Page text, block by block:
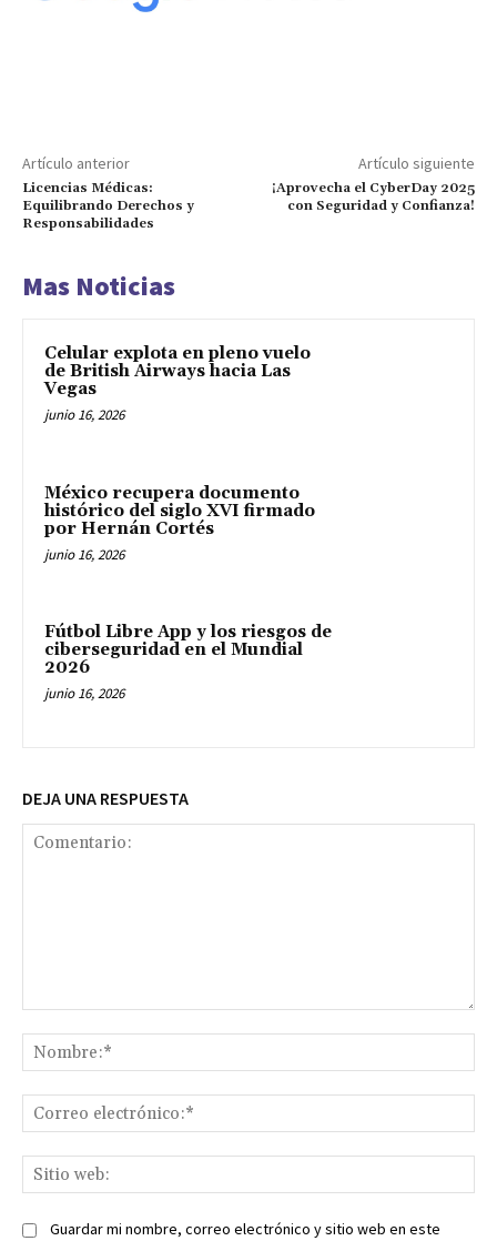
Artículo anterior
Licencias Médicas:
Equilibrando Derechos y
Responsabilidades
Artículo siguiente
¡Aprovecha el CyberDay 2025
con Seguridad y Confianza!
Mas Noticias
Celular explota en pleno vuelo
de British Airways hacia Las
Vegas
junio 16, 2026
México recupera documento
histórico del siglo XVI firmado
por Hernán Cortés
junio 16, 2026
Fútbol Libre App y los riesgos de
ciberseguridad en el Mundial
2026
junio 16, 2026
DEJA UNA RESPUESTA
Guardar mi nombre, correo electrónico y sitio web en este